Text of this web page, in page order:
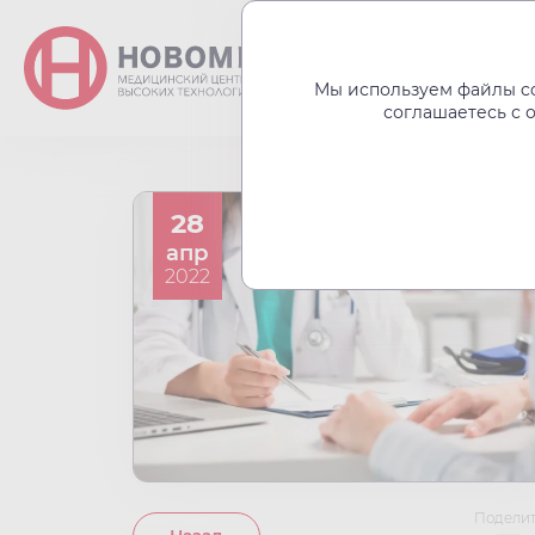
28
апр
2022
Мы используем файлы
соглашаетесь с